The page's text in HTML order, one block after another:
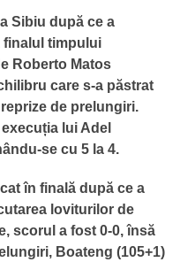
Sibiu după ce a
finalul timpului
Roberto Matos
care s-a păstrat
de prelungiri.
lui Adel
se cu 5 la 4.
în finală după ce a
loviturilor de
scorul a fost 0-0, însă
Boateng (105+1)